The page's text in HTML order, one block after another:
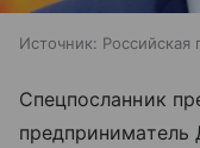
Источник: Российская
Спецпосланник